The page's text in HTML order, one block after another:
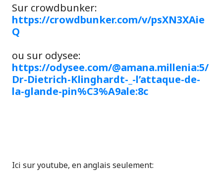
Sur crowdbunker:
https://crowdbunker.com/v/psXN3XAie
Q
ou sur odysee:
https://odysee.com/@amana.millenia:5/
Dr-Dietrich-Klinghardt-_-l’attaque-de-
la-glande-pin%C3%A9ale:8c
Ici sur youtube, en anglais seulement: